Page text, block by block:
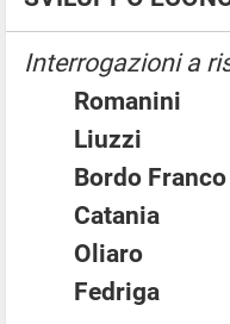
Interrogazioni a
Romanini
Liuzzi
Bordo
Catania
Oliaro
Fedriga